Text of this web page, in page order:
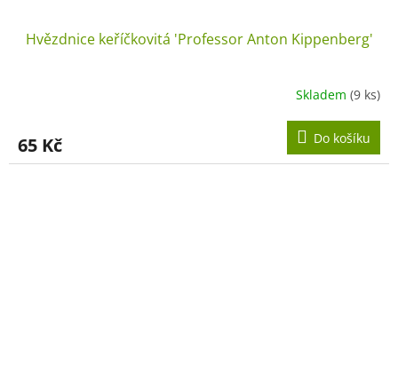
Hvězdnice keříčkovitá 'Professor Anton Kippenberg'
Skladem (9 ks)
65 Kč Do košíku